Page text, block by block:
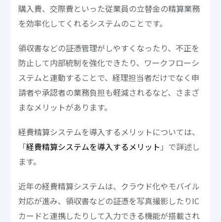
購入費、交際費といった従業員の立替金の精算業務
を効率化してくれるシステムのことです。
領収書などの証憑管理がしやすくなったり、不正を
防止して内部統制を強化できたり、ワークフローシ
ステムと連動することで、経理担当者だけでなく申
請者や承認者の業務負担も軽減されるなど、さまざ
まなメリットがあります。
経費精算システムを導入するメリットについては、
「経費精算システムを導入するメリット 」で詳述し
ます。
近年の経費精算システムは、クラウド化やモバイル
対応が進み、領収書などの証憑を写真撮影したりIC
カードと連携したりして入力できる機能が搭載され